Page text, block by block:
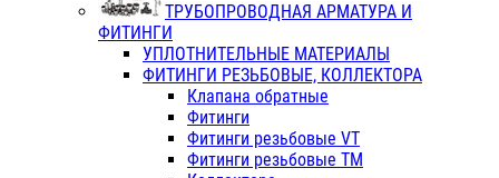
ТРУБОПРОВОДНАЯ АРМАТУРА И
ФИТИНГИ
УПЛОТНИТЕЛЬНЫЕ МАТЕРИАЛЫ
ФИТИНГИ РЕЗЬБОВЫЕ, КОЛЛЕКТОРА
Клапана обратные
Фитинги
Фитинги резьбовые VT
Фитинги резьбовые ТМ